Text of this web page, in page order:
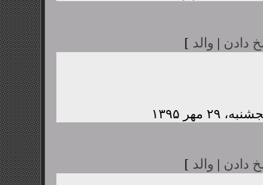
دادن | والد ]
دادن | والد ]